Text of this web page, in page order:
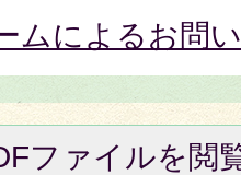
ムによるお問
ファイルを閲